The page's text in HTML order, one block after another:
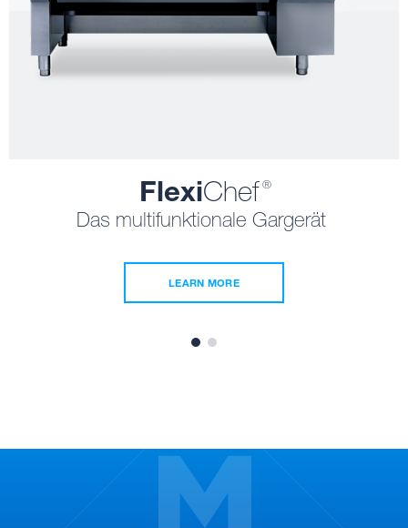
FlexiChef ®
Das multifunktionale Gargerät
LEARN MORE